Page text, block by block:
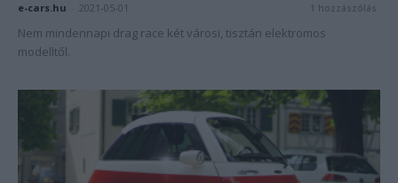
e-cars.hu 2021-05-01 1 hozzászólás
Nem mindennapi drag race két városi, tisztán elektromos
modelltől.